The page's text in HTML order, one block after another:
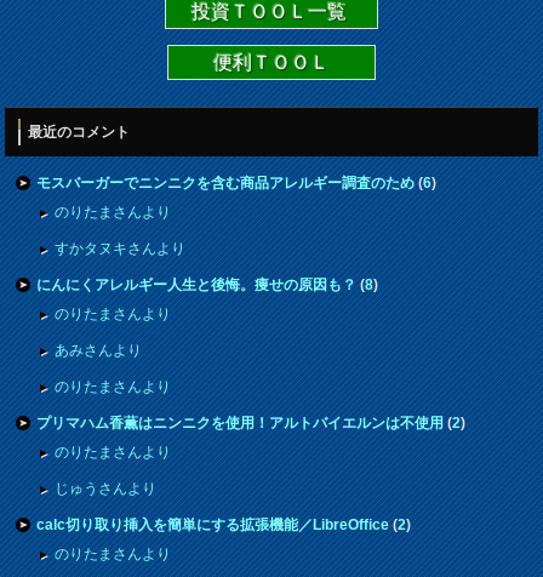
投資ＴＯＯＬ一覧
便利ＴＯＯＬ
最近のコメント
モスバーガーでニンニクを含む商品アレルギー調査のため(6)
のりたまさんより
すかタヌキさんより
にんにくアレルギー人生と後悔。痩せの原因も？(8)
のりたまさんより
あみさんより
のりたまさんより
プリマハム香薫はニンニクを使用！アルトバイエルンは不使用(2)
のりたまさんより
じゅうさんより
calc切り取り挿入を簡単にする拡張機能／LibreOffice(2)
のりたまさんより